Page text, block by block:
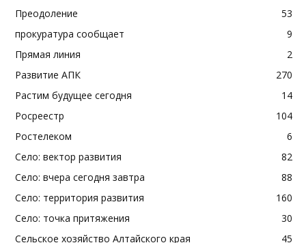
Преодоление
53
прокуратура сообщает
9
Прямая линия
2
Развитие АПК
270
Растим будущее сегодня
14
Росреестр
104
Ростелеком
6
Село: вектор развития
82
Село: вчера сегодня завтра
88
Село: территория развития
160
Село: точка притяжения
30
Сельское хозяйство Алтайского края
45